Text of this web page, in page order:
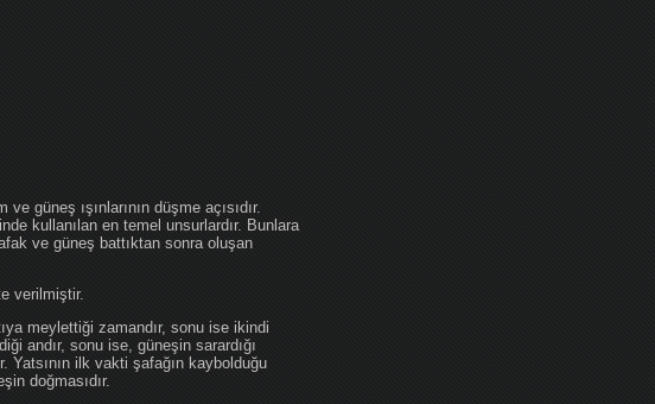
güneş ışınlarının düşme açısıdır.
kullanılan en temel unsurlardır. Bunlara
ve güneş battıktan sonra oluşan
verilmiştir.
meylettiği zamandır, sonu ise ikindi
andır, sonu ise, güneşin sarardığı
Yatsının ilk vakti şafağın kaybolduğu
doğmasıdır.